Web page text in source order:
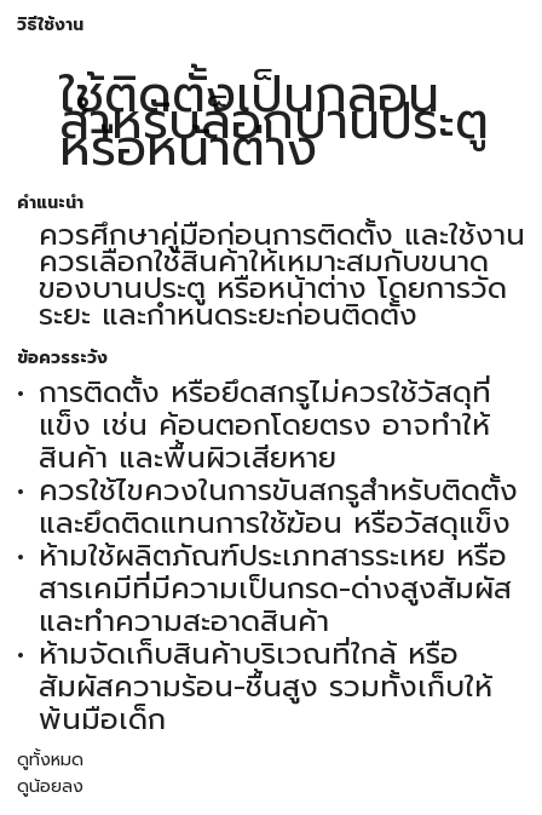
วิธีใช้งาน
ใช้ติดตั้งเป็นกลอน
สำหรับล็อกบานประตู
หรือหน้าต่าง
คำแนะนำ
ควรศึกษาคู่มือก่อนการติดตั้ง และใช้งาน
ควรเลือกใช้สินค้าให้เหมาะสมกับขนาด
ของบานประตู หรือหน้าต่าง โดยการวัด
ระยะ และกำหนดระยะก่อนติดตั้ง
ข้อควรระวัง
การติดตั้ง หรือยึดสกรูไม่ควรใช้วัสดุที่
แข็ง เช่น ค้อนตอกโดยตรง อาจทำให้
สินค้า และพื้นผิวเสียหาย
ควรใช้ไขควงในการขันสกรูสำหรับติดตั้ง
และยึดติดแทนการใช้ฆ้อน หรือวัสดุแข็ง
ห้ามใช้ผลิตภัณฑ์ประเภทสารระเหย หรือ
สารเคมีที่มีความเป็นกรด-ด่างสูงสัมผัส
และทำความสะอาดสินค้า
ห้ามจัดเก็บสินค้าบริเวณที่ใกล้ หรือ
สัมผัสความร้อน-ชื้นสูง รวมทั้งเก็บให้
พ้นมือเด็ก
ดูทั้งหมด
ดูน้อยลง